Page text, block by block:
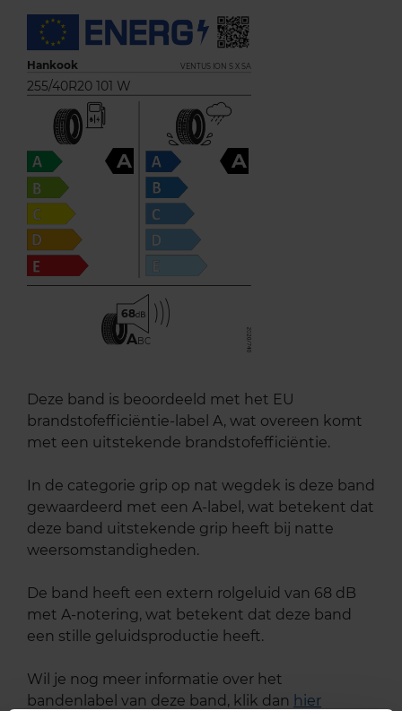
Hankook VENTUS ION S X SA
255/40R20 101 W
A A
68
ABC
Deze band is beoordeeld met het EU
brandstofefficiëntie-label A, wat overeen komt
met een uitstekende brandstofefficiëntie.
In de categorie grip op nat wegdek is deze band
gewaardeerd met een A-label, wat betekent dat
deze band uitstekende grip heeft bij natte
weersomstandigheden.
De band heeft een extern rolgeluid van 68 dB
met A-notering, wat betekent dat deze band
een stille geluidsproductie heeft.
Wil je nog meer informatie over het
bandenlabel van deze band, klik dan hier